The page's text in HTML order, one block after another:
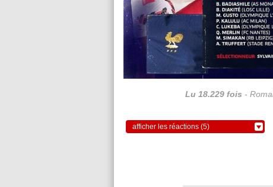
Lu 18.229 fois -
afficher les réactions (5)